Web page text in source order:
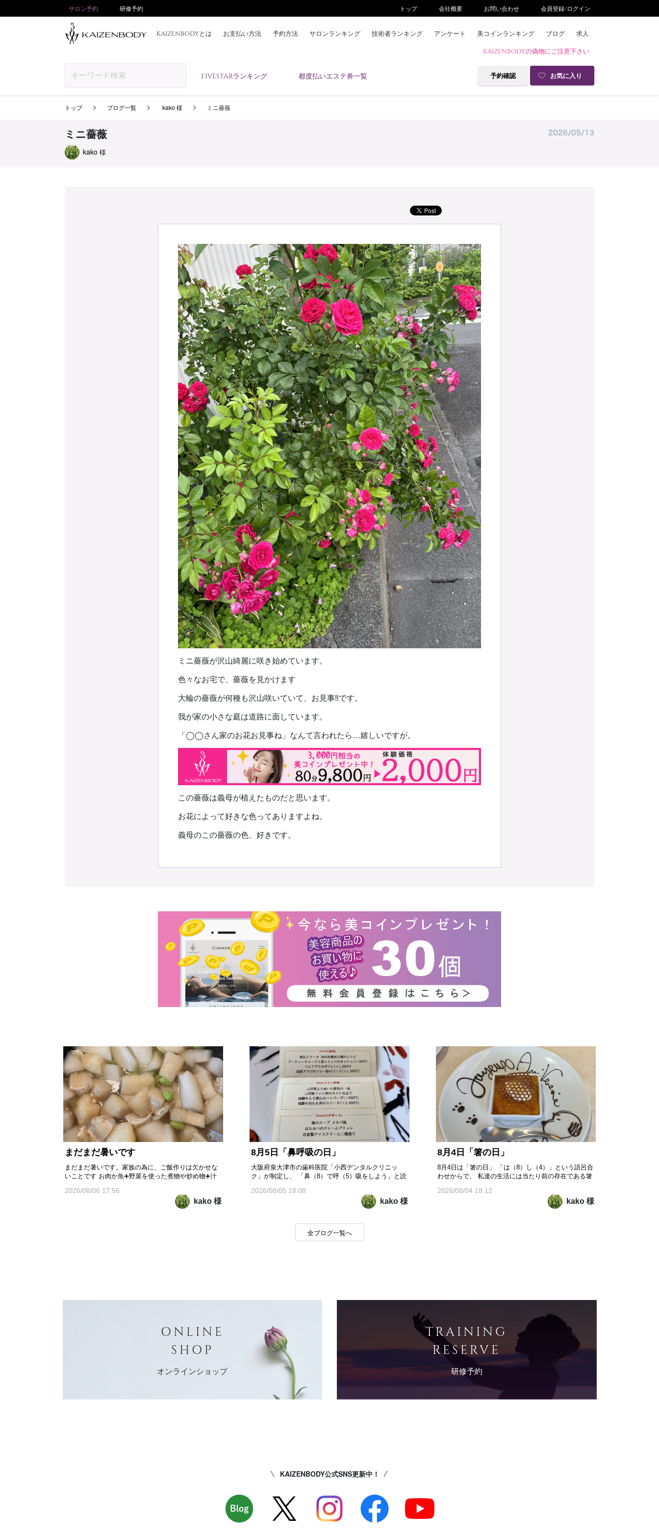
サロン予約 研修予約 トップ 会社概要 お問い合わせ 会員登録/ログイン
KAIZENBODYとは お支払い方法 予約方法 サロンランキング 技術者ランキング アンケート 美コインランキング ブログ 求人
KAIZENBODYの偽物にご注意下さい
FIVESTARランキング 都度払いエステ券一覧 予約確認 お気に入り
お支払い方法
予約方法
お問い合わせ
トップ ブログ一覧 kako 様 ミニ薔薇
ミニ薔薇 2026/05/13
kako 様
ミニ薔薇が沢山綺麗に咲き始めています。
色々なお宅で、薔薇を見かけます
大輪の薔薇が何種も沢山咲いていて、お見事‼️です。
我が家の小さな庭は道路に面しています。
「◯◯さん家のお花お見事ね」なんて言われたら…嬉しいですが。
この薔薇は義母が植えたものだと思います。
お花によって好きな色ってありますよね。
義母のこの薔薇の色、好きです。
まだまだ暑いです
まだまだ暑いです。家族の為に、ご飯作りは欠かせな
いことです お肉か魚➕野菜を使った煮物や炒め物➕汁
た。アゲと枝豆を入れました 冬瓜には、ビタミンCや
カリウム等の栄養素が豊富に含まれていて 他の野菜と
2026/08/06 17:56
kako 様
8月5日「鼻呼吸の日」
大阪府泉大津市の歯科医院「小西デンタルクリニッ
ク」が制定し、 「鼻（8）で呼（5）吸をしよう」と読
呼吸のメリットは… ①口や喉の乾燥を防ぐ ②虫歯・歯
周病・口臭リスク軽減 ③ウイルス感染やアレルギーか
2026/08/05 18:08
kako 様
8月4日「箸の日」
8月4日は「箸の日」 「は（8）し（4）」という語呂合
わせからで、 私達の生活には当たり前の存在である箸
道具として大切にされてきたそうです。 毎日の食事に
欠かせない箸へ あらためて感謝すると共に、
2026/08/04 18:12
kako 様
全ブログ一覧へ
ONLINE
SHOP
オンラインショップ
TRAINING
RESERVE
研修予約
KAIZENBODY公式SNS更新中！